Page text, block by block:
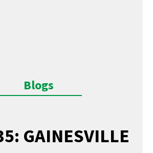
Blogs
GAINESVILLE